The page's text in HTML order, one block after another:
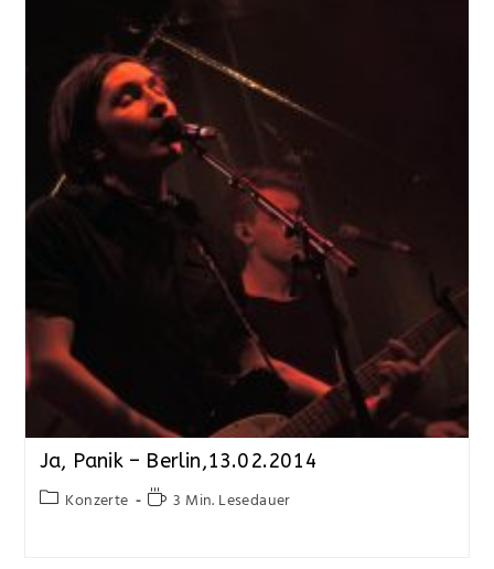
Ja, Panik – Berlin,13.02.2014
Konzerte 3 Min. Lesedauer